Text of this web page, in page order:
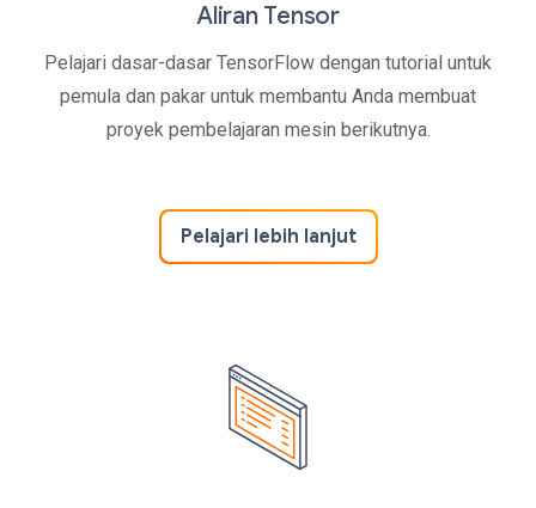
Aliran Tensor
Pelajari dasar-dasar TensorFlow dengan tutorial untuk
pemula dan pakar untuk membantu Anda membuat
proyek pembelajaran mesin berikutnya.
Pelajari lebih lanjut